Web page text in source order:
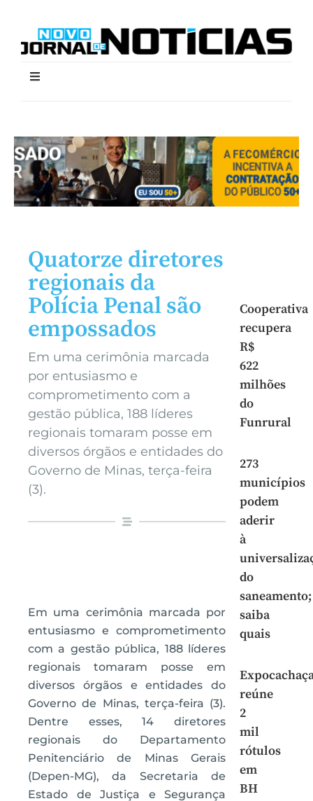
Quatorze diretores
regionais da
Polícia Penal são
empossados
Em uma cerimônia marcada
por entusiasmo e
comprometimento com a
gestão pública, 188 líderes
regionais tomaram posse em
diversos órgãos e entidades do
Governo de Minas, terça-feira
(3).
Em uma cerimônia marcada por
entusiasmo e comprometimento
com a gestão pública, 188 líderes
regionais tomaram posse em
diversos órgãos e entidades do
Governo de Minas, terça-feira (3).
Dentre esses, 14 diretores
regionais do Departamento
Penitenciário de Minas Gerais
(Depen-MG), da Secretaria de
Estado de Justiça e Segurança
Cooperativa
recupera
R$
622
milhões
do
Funrural
273
municípios
podem
aderir
à
do
saneamento;
saiba
quais
reúne
2
mil
rótulos
em
BH